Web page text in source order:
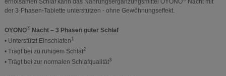
erholsamen Schlaf kann das Nahrungsergänzungsmittel OYONO Nacht mit
der 3-Phasen-Tablette unterstützen - ohne Gewöhnungseffekt.
OYONO®Nacht – 3 Phasen guter Schlaf
• Unterstützt Einschlafen1
• Trägt bei zu ruhigem Schlaf2
• Trägt bei zur normalen Schlafqualität3